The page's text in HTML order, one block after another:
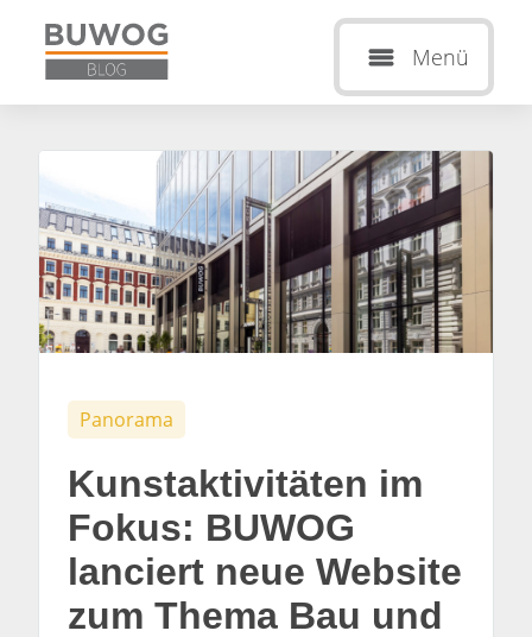
Menü
Panorama
Kunstaktivitäten im
Fokus: BUWOG
lanciert neue Website
zum Thema Bau und